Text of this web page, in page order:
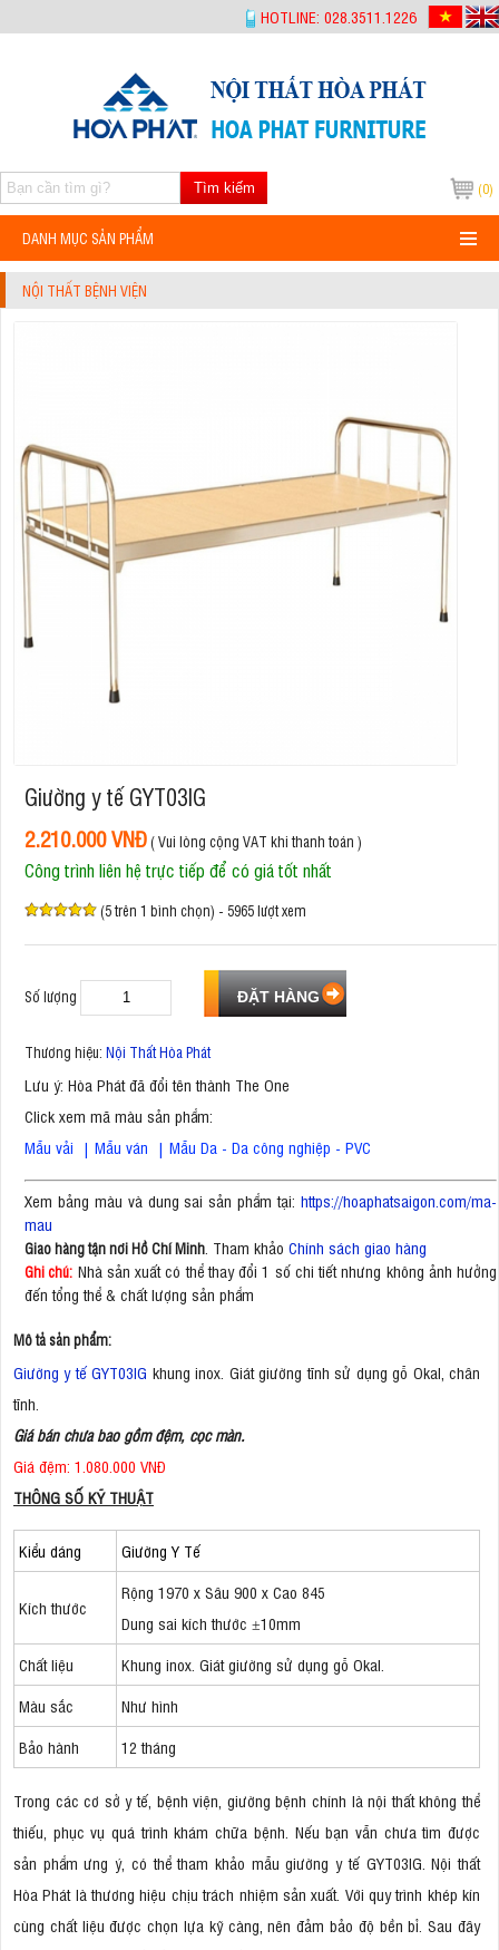
HOTLINE: 028.3511.1226
(0)
Tìm kiếm
DANH MỤC SẢN PHẨM
NỘI THẤT BỆNH VIỆN
Giường y tế GYT03IG
2.210.000 VNĐ( Vui lòng cộng VAT khi thanh toán )
Công trình liên hệ trực tiếp để có giá tốt nhất
(5 trên 1 bình chọn) - 5965 lượt xem
Số lượng
Thương hiệu: Nội Thất Hòa Phát
Lưu ý: Hòa Phát đã đổi tên thành The One
Click xem mã màu sản phẩm:
Mẫu vải | Mẫu ván | Mẫu Da - Da công nghiệp - PVC
Xem bảng màu và dung sai sản phẩm tại: https://hoaphatsaigon.com/ma-
mau
Giao hàng tận nơi Hồ Chí Minh . Tham khảo Chính sách giao hàng
Ghi chú: Nhà sản xuất có thể thay đổi 1 số chi tiết nhưng không ảnh hưởng
đến tổng thể & chất lượng sản phẩm
Mô tả sản phẩm:
Giường y tế GYT03IG khung inox. Giát giường tĩnh sử dụng gỗ Okal, chân
tĩnh.
Giá bán chưa bao gồm đệm, cọc màn.
Giá đệm: 1.080.000 VNĐ
THÔNG SỐ KỸ THUẬT
Kiểu dáng Giường Y Tế
Kích thước
Rộng 1970 x Sâu 900 x Cao 845
Dung sai kích thước ±10mm
Chất liệu
Khung inox. Giát giường sử dụng gỗ Okal.
Màu sắc
Như hình
Bảo hành
12 tháng
Trong các cơ sở y tế, bệnh viện, giường bệnh chính là nội thất không thể
thiếu, phục vụ quá trình khám chữa bệnh. Nếu bạn vẫn chưa tìm được
sản phẩm ưng ý, có thể tham khảo mẫu giường y tế GYT03IG. Nội thất
Hòa Phát là thương hiệu chịu trách nhiệm sản xuất. Với quy trình khép kín
cùng chất liệu được chọn lựa kỹ càng, nên đảm bảo độ bền bỉ. Sau đây